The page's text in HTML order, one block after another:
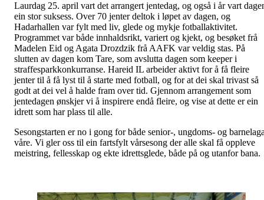
Laurdag 25. april vart det arrangert jentedag, og også i år vart
ein stor suksess. Over 70 jenter deltok i løpet av dagen, og
Hadarhallen var fylt med liv, glede og mykje fotballaktivitet.
Programmet var både innhaldsrikt, variert og kjekt, og besøket frå
Madelen Eid og Agata Drozdzik frå AAFK var veldig stas. På
slutten av dagen kom Tare, som avslutta dagen som keeper i
straffesparkkonkurranse. Hareid IL arbeider aktivt for å få fleire
jenter til å få lyst til å starte med fotball, og for at dei skal trivast så
godt at dei vel å halde fram over tid. Gjennom arrangement som
jentedagen ønskjer vi å inspirere endå fleire, og vise at dette er ein
idrett som har plass til alle.
Sesongstarten er no i gong for både senior-, ungdoms- og
våre. Vi gler oss til ein fartsfylt vårsesong der alle skal få oppleve
meistring, fellesskap og ekte idrettsglede, både på og utanfor bana.